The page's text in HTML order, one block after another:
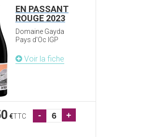
EN PASSANT
ROUGE 2023
Domaine Gayda
Pays d'Oc IGP
Voir la fiche
€TTC - +